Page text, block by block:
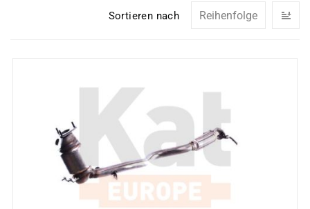
Sortieren nach